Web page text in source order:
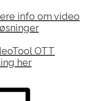
info om video
OTT
her